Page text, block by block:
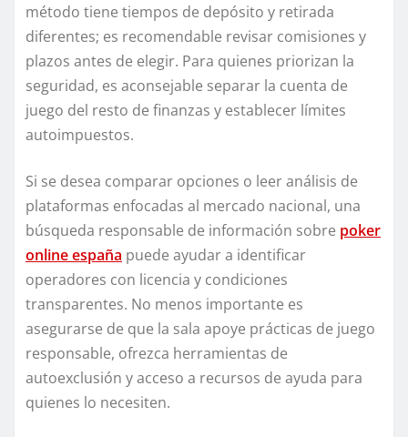
método tiene tiempos de depósito y retirada
diferentes; es recomendable revisar comisiones y
plazos antes de elegir. Para quienes priorizan la
seguridad, es aconsejable separar la cuenta de
juego del resto de finanzas y establecer límites
autoimpuestos.
Si se desea comparar opciones o leer análisis de
plataformas enfocadas al mercado nacional, una
búsqueda responsable de información sobre poker
online españa puede ayudar a identificar
operadores con licencia y condiciones
transparentes. No menos importante es
asegurarse de que la sala apoye prácticas de juego
responsable, ofrezca herramientas de
autoexclusión y acceso a recursos de ayuda para
quienes lo necesiten.